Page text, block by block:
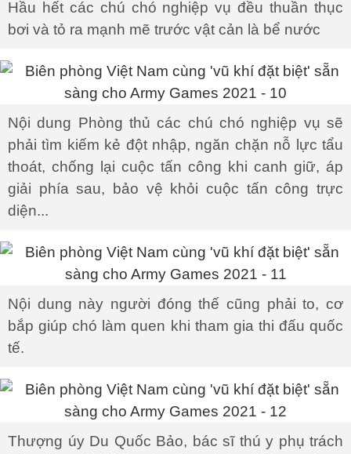
Hầu hết các chú chó nghiệp vụ đều thuần thục
bơi và tỏ ra mạnh mẽ trước vật cản là bể nước
Nội dung Phòng thủ các chú chó nghiệp vụ sẽ
phải tìm kiếm kẻ đột nhập, ngăn chặn nỗ lực tẩu
thoát, chống lại cuộc tấn công khi canh giữ, áp
giải phía sau, bảo vệ khỏi cuộc tấn công trực
diện...
Nội dung này người đóng thế cũng phải to, cơ
bắp giúp chó làm quen khi tham gia thi đấu quốc
tế.
Thượng úy Du Quốc Bảo, bác sĩ thú y phụ trách